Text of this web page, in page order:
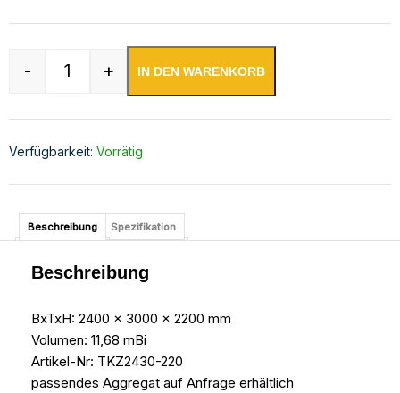
Tiefkühlzelle Wandstärke 120mm Menge
- + IN DEN WARENKORB
Verfügbarkeit: Vorrätig
Beschreibung Spezifikation
Beschreibung
BxTxH: 2400 x 3000 x 2200 mm
Volumen: 11,68 mВі
Artikel-Nr: TKZ2430-220
passendes Aggregat auf Anfrage erhältlich